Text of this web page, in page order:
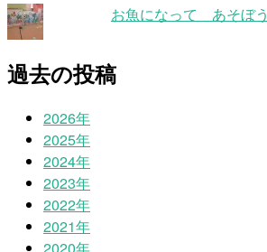
お魚になって あそぼう
過去の投稿
2026年
2025年
2024年
2023年
2022年
2021年